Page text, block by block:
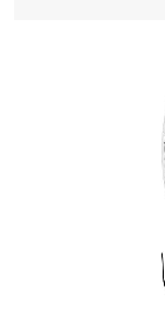
الرأس. ويعود
ويتركب
الحمرة وهو